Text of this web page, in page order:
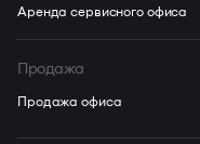
Аренда сервисного офиса
Продажа
Продажа офиса